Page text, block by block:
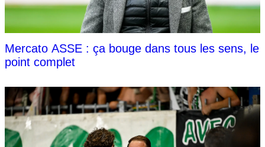
Mercato ASSE : ça bouge dans tous les sens, le
point complet